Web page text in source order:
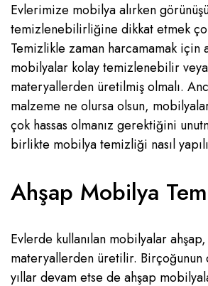
Evlerimize mobilya alırken
temizlenebilirliğine dikkat etmek
Temizlikle zaman harcamamak için
mobilyalar kolay temizlenebilir
materyallerden üretilmiş olmalı.
malzeme ne olursa olsun,
çok hassas olmanız gerektiğini
birlikte mobilya temizliği nasıl
Ahşap Mobilya
Evlerde kullanılan mobilyalar
materyallerden üretilir. Birçoğunun
yıllar devam etse de ahşap